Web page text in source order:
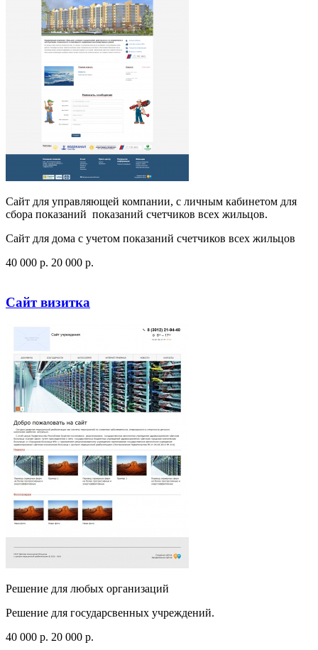
Сайт для управляющей компании, с личным кабинетом для
сбора показаний показаний счетчиков всех жильцов.
Сайт для дома с учетом показаний счетчиков всех жильцов
40 000 p. 20 000 p.
Сайт визитка
Решение для любых организаций
Решение для государсвенных учреждений.
40 000 p. 20 000 p.